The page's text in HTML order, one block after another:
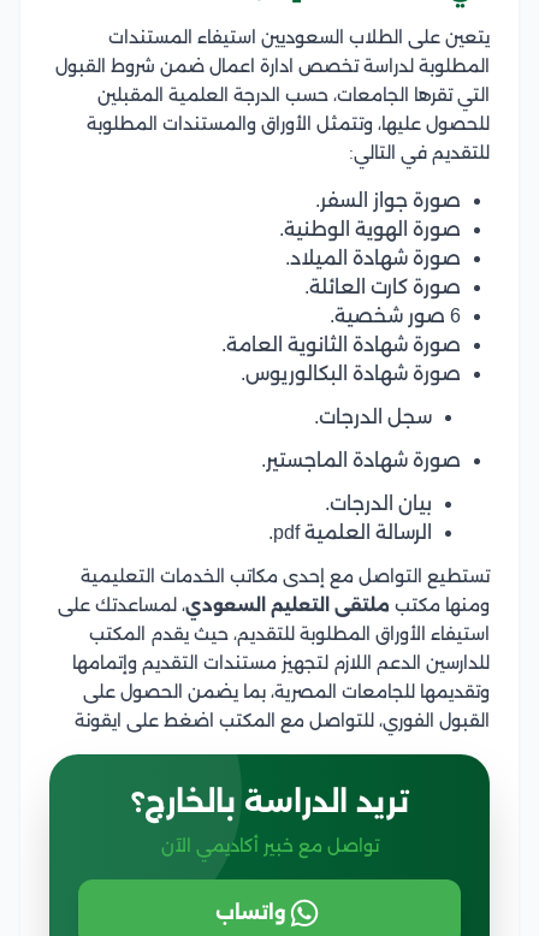
يتعين على الطلاب السعوديين استيفاء المستندات
المطلوبة لدراسة تخصص ادارة اعمال ضمن شروط القبول
التي تقرها الجامعات، حسب الدرجة العلمية المقبلين
للحصول عليها، وتتمثل الأوراق والمستندات المطلوبة
للتقديم في التالي:
صورة جواز السفر.
صورة الهوية الوطنية.
صورة شهادة الميلاد.
صورة كارت العائلة.
6 صور شخصية.
صورة شهادة الثانوية العامة.
صورة شهادة البكالوريوس.
سجل الدرجات.
صورة شهادة الماجستير.
بيان الدرجات.
الرسالة العلمية pdf.
تستطيع التواصل مع إحدى مكاتب الخدمات التعليمية
ومنها مكتب ملتقى التعليم السعودي، لمساعدتك على
استيفاء الأوراق المطلوبة للتقديم، حيث يقدم المكتب
للدارسين الدعم اللازم لتجهيز مستندات التقديم وإتمامها
وتقديمها للجامعات المصرية، بما يضمن الحصول على
القبول الفوري، للتواصل مع المكتب اضغط على ايقونة
تريد الدراسة بالخارج؟
تواصل مع خبير أكاديمي الآن
واتساب